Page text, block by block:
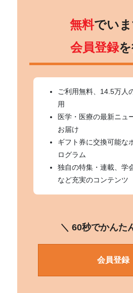
無料でい
会員登録を
ご利用無料、14.5万人
用
医学・医療の最新ニュ
お届け
ギフト券に交換可能な
ログラム
独自の特集・連載、学
など充実のコンテンツ
＼ 60秒でかんた
会員登録